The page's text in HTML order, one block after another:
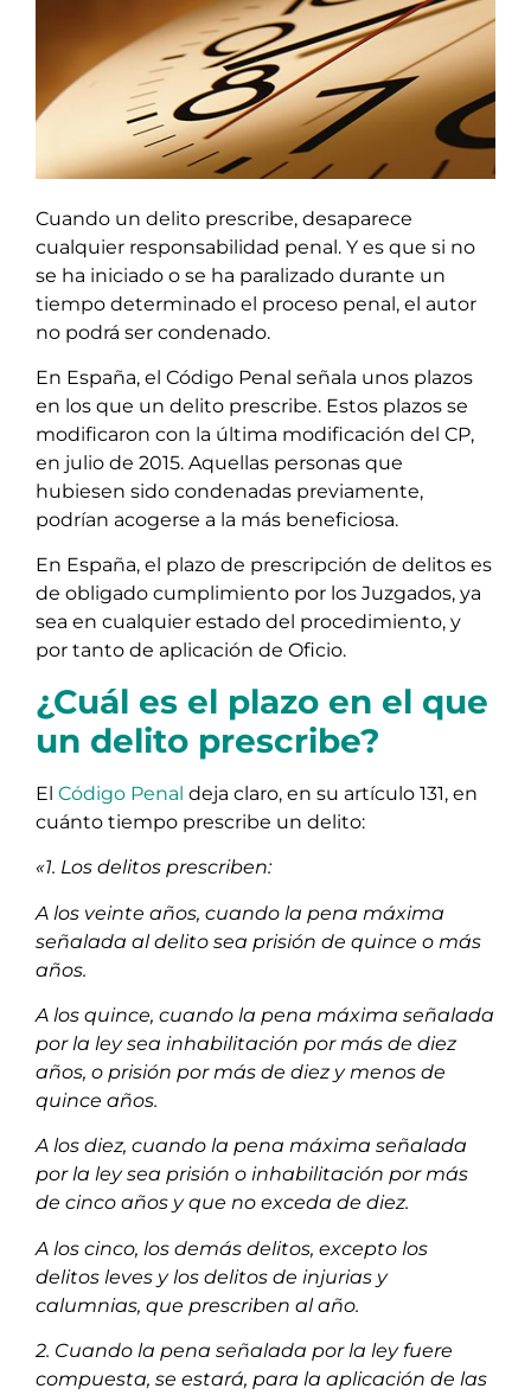
Cuando un delito prescribe, desaparece
cualquier responsabilidad penal. Y es que si no
se ha iniciado o se ha paralizado durante un
tiempo determinado el proceso penal, el autor
no podrá ser condenado.
En España, el Código Penal señala unos plazos
en los que un delito prescribe. Estos plazos se
modificaron con la última modificación del CP,
en julio de 2015. Aquellas personas que
hubiesen sido condenadas previamente,
podrían acogerse a la más beneficiosa.
En España, el plazo de prescripción de delitos es
de obligado cumplimiento por los Juzgados, ya
sea en cualquier estado del procedimiento, y
por tanto de aplicación de Oficio.
¿Cuál es el plazo en el que
un delito prescribe?
El Código Penal deja claro, en su artículo 131, en
cuánto tiempo prescribe un delito:
«1. Los delitos prescriben:
A los veinte años, cuando la pena máxima
señalada al delito sea prisión de quince o más
años.
A los quince, cuando la pena máxima señalada
por la ley sea inhabilitación por más de diez
años, o prisión por más de diez y menos de
quince años.
A los diez, cuando la pena máxima señalada
por la ley sea prisión o inhabilitación por más
de cinco años y que no exceda de diez.
A los cinco, los demás delitos, excepto los
delitos leves y los delitos de injurias y
calumnias, que prescriben al año.
2. Cuando la pena señalada por la ley fuere
compuesta, se estará, para la aplicación de las